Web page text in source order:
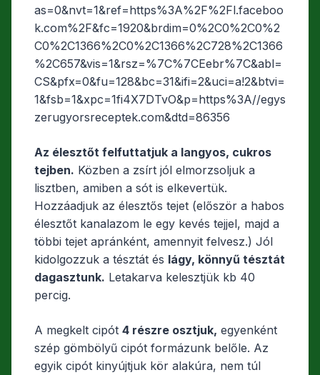
as=0&nvt=1&ref=https%3A%2F%2Fl.faceboo
k.com%2F&fc=1920&brdim=0%2C0%2C0%2
C0%2C1366%2C0%2C1366%2C728%2C1366
%2C657&vis=1&rsz=%7C%7CEebr%7C&abl=
CS&pfx=0&fu=128&bc=31&ifi=2&uci=a!2&btvi=
1&fsb=1&xpc=1fi4X7DTvO&p=https%3A//egys
zerugyorsreceptek.com&dtd=86356
Az élesztőt felfuttatjuk a langyos, cukros
tejben. Közben a zsírt jól elmorzsoljuk a
lisztben, amiben a sót is elkevertük.
Hozzáadjuk az élesztős tejet (először a habos
élesztőt kanalazom le egy kevés tejjel, majd a
többi tejet apránként, amennyit felvesz.) Jól
kidolgozzuk a tésztát és lágy, könnyű tésztát
dagasztunk. Letakarva kelesztjük kb 40
percig.
A megkelt cipót 4 részre osztjuk, egyenként
szép gömbölyű cipót formázunk belőle. Az
egyik cipót kinyújtjuk kör alakúra, nem túl